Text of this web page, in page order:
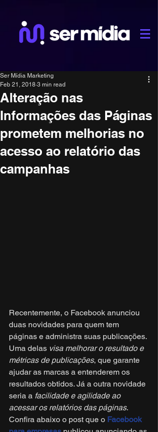
Alteração nas
Informações das Páginas
prometem melhorias no
acesso ao relatório das
campanhas
Ser Mídia Marketing
Feb 21, 2018 3 min read
Recentemente, o Facebook anunciou
duas novidades para quem tem
páginas e administra suas publicações.
Uma delas visa melhorar o resultado e
métricas de publicações, que garante
ajudar as marcas a entenderem os
resultados obtidos. Já a outra novidade
seria a facilidade e agilidade ao
acessar os relatórios das páginas.
Confira abaixo o post que o Facebook